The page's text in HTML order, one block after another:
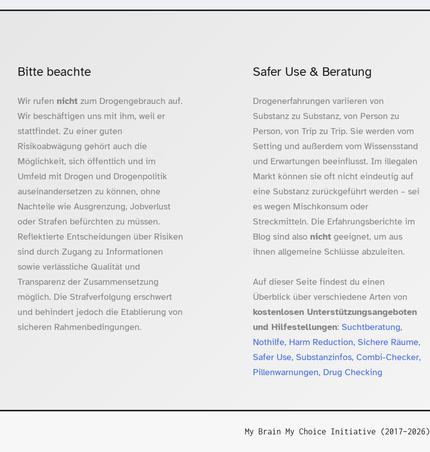
Bitte beachte
Wir rufen nicht zum Drogengebrauch auf.
Wir beschäftigen uns mit ihm, weil er
stattfindet. Zu einer guten
Risikoabwägung gehört auch die
Möglichkeit, sich öffentlich und im
Umfeld mit Drogen und Drogenpolitik
auseinandersetzen zu können, ohne
Nachteile wie Ausgrenzung, Jobverlust
oder Strafen befürchten zu müssen.
Reflektierte Entscheidungen über Risiken
sind durch Zugang zu Informationen
sowie verlässliche Qualität und
Transparenz der Zusammensetzung
möglich. Die Strafverfolgung erschwert
und behindert jedoch die Etablierung von
sicheren Rahmenbedingungen.
Safer Use & Beratung
Drogenerfahrungen variieren von
Substanz zu Substanz, von Person zu
Person, von Trip zu Trip. Sie werden vom
Setting und außerdem vom Wissensstand
und Erwartungen beeinflusst. Im illegalen
Markt können sie oft nicht eindeutig auf
eine Substanz zurückgeführt werden – sei
es wegen Mischkonsum oder
Streckmitteln. Die Erfahrungsberichte im
Blog sind also nicht geeignet, um aus
ihnen allgemeine Schlüsse abzuleiten.
Auf dieser Seite findest du einen
Überblick über verschiedene Arten von
kostenlosen Unterstützungsangeboten
und Hilfestellungen: Suchtberatung,
Nothilfe, Harm Reduction, Sichere Räume,
Safer Use, Substanzinfos, Combi-Checker,
Pillenwarnungen, Drug Checking
My Brain My Choice Initiative (2017–2026)